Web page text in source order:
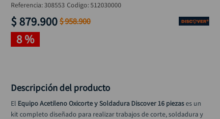
Referencia:308553 Codigo:512030000
$879.900 $958.900
8 %
Descripción del producto
El Equipo Acetileno Oxicorte y Soldadura Discover 16 piezas es un
kit completo diseñado para realizar trabajos de corte, soldadura y
llave
sierra circular
ruteadora
rueda
alicate